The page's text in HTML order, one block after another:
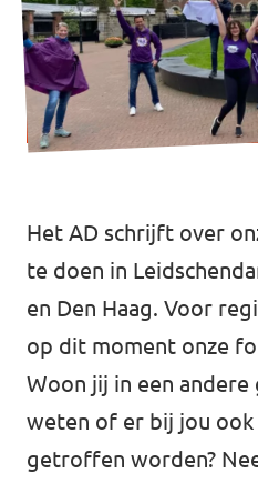
Bestuur Rotterdam
Vacatures
Het AD schrijft over
te doen in
en Den Haag. Voor
op dit moment onze
Woon jij in een
weten of er bij jou
getroffen worden?